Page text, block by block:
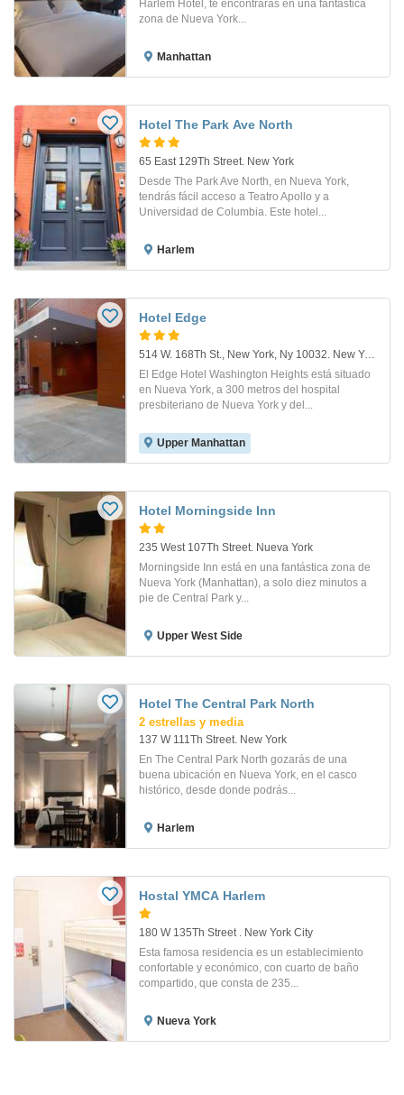
Harlem Hotel, te encontrarás en una fantástica
zona de Nueva York...
Manhattan
Hotel The Park Ave North
65 East 129Th Street. New York
Desde The Park Ave North, en Nueva York,
tendrás fácil acceso a Teatro Apollo y a
Universidad de Columbia. Este hotel...
Harlem
Hotel Edge
514 W. 168Th St., New York, Ny 10032. New York - Ny
El Edge Hotel Washington Heights está situado
en Nueva York, a 300 metros del hospital
presbiteriano de Nueva York y del...
Upper Manhattan
Hotel Morningside Inn
235 West 107Th Street. Nueva York
Morningside Inn está en una fantástica zona de
Nueva York (Manhattan), a solo diez minutos a
pie de Central Park y...
Upper West Side
Hotel The Central Park North
2 estrellas y media
137 W 111Th Street. New York
En The Central Park North gozarás de una
buena ubicación en Nueva York, en el casco
histórico, desde donde podrás...
Harlem
Hostal YMCA Harlem
180 W 135Th Street . New York City
Esta famosa residencia es un establecimiento
confortable y económico, con cuarto de baño
compartido, que consta de 235...
Nueva York